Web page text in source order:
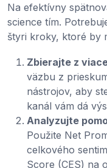
Na efektívny
science tím.
štyri kroky, ktoré by
Zbierajte z
väzbu z
nástrojov, aby
kanál vám dá
Analyzujte
Použite Net
celkového
Score (CES) na